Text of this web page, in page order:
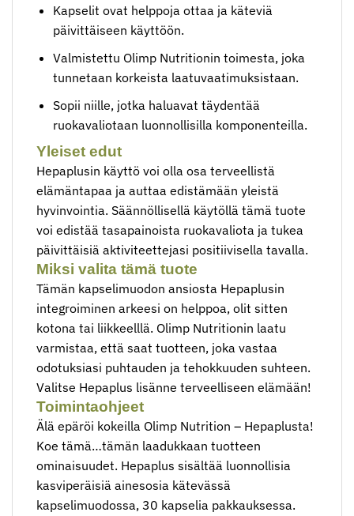
Kapselit ovat helppoja ottaa ja käteviä
päivittäiseen käyttöön.
Valmistettu Olimp Nutritionin toimesta, joka
tunnetaan korkeista laatuvaatimuksistaan.
Sopii niille, jotka haluavat täydentää
ruokavaliotaan luonnollisilla komponenteilla.
Yleiset edut
Hepaplusin käyttö voi olla osa terveellistä
elämäntapaa ja auttaa edistämään yleistä
hyvinvointia. Säännöllisellä käytöllä tämä tuote
voi edistää tasapainoista ruokavaliota ja tukea
päivittäisiä aktiviteettejasi positiivisella tavalla.
Miksi valita tämä tuote
Tämän kapselimuodon ansiosta Hepaplusin
integroiminen arkeesi on helppoa, olit sitten
kotona tai liikkeelllä. Olimp Nutritionin laatu
varmistaa, että saat tuotteen, joka vastaa
odotuksiasi puhtauden ja tehokkuuden suhteen.
Valitse Hepaplus lisänne terveelliseen elämään!
Toimintaohjeet
Älä epäröi kokeilla Olimp Nutrition – Hepaplusta!
Koe tämä…tämän laadukkaan tuotteen
ominaisuudet. Hepaplus sisältää luonnollisia
kasviperäisiä ainesosia kätevässä
kapselimuodossa, 30 kapselia pakkauksessa.